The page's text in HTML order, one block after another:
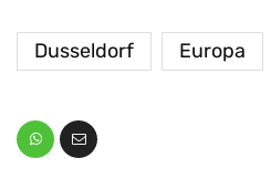
Dusseldorf Europa